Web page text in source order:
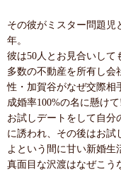
その彼がミスター問題児
年。
彼は50人とお見合いして
多数の不動産を所有し会
性・加賀谷がなぜ交際相
成婚率100%の名に懸け
お試しデートをして自分
に誘われ、その後はお試
よという間に甘い新婚生
真面目な沢渡はなぜこう